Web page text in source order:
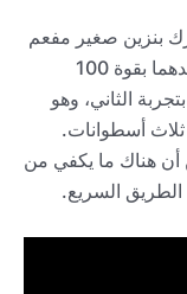
بنزين صغير مفعم
بالحيوية سعة 1.2 لتر. ويتوفر بمخرجين: أحدهما بقوة 100
قمنا بتجربة الثاني، وهو
أسطوانات.
أن هناك ما يكفي من
السريع.